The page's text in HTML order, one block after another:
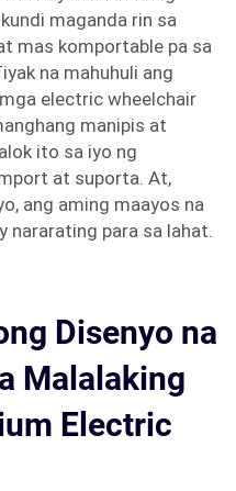
maganda rin sa
mas komportable pa sa
na mahuhuli ang
electric wheelchair
manipis at
ito sa iyo ng
at suporta. At,
ang aming maayos na
nararating para sa lahat.
Disenyo na
Malalaking
Electric